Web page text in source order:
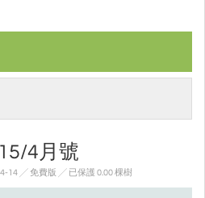
4月號
14 ╱ 免費版 ╱ 已保護 0.00 棵樹